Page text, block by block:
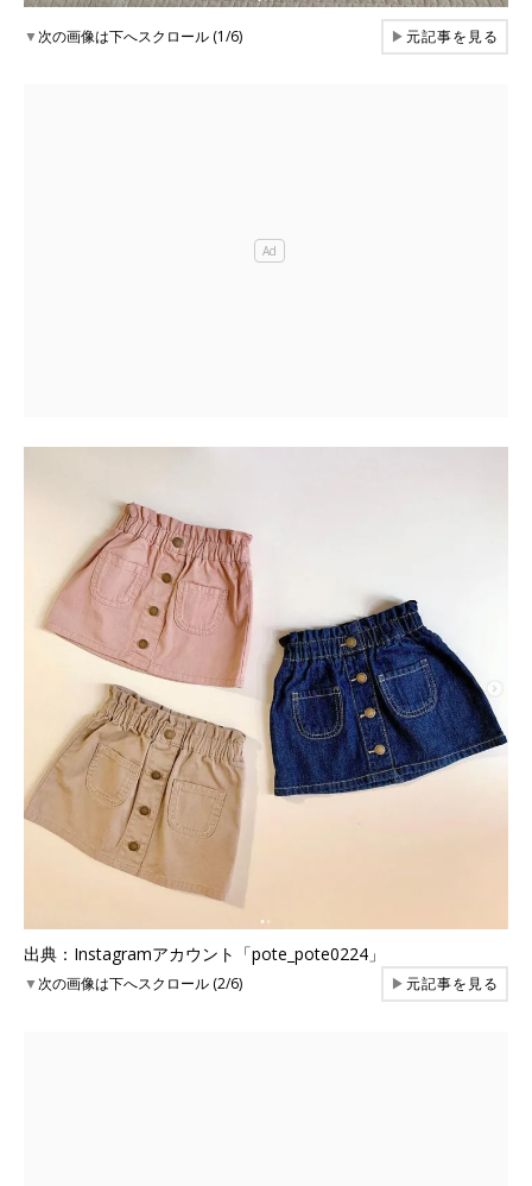
▼次の画像は下へスクロール (1/6) ▶元記事を見る
出典：Instagramアカウント「pote_pote0224」
▼次の画像は下へスクロール (2/6) ▶元記事を見る